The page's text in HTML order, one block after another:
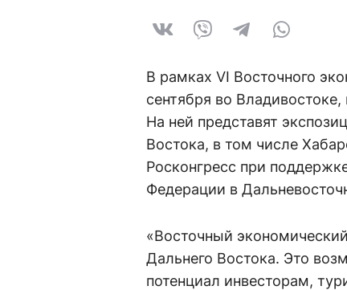
В рамках VI Восточного
сентября во
На ней представят
Востока, в том числе
Росконгресс при
Федерации в
«Восточный
Дальнего Востока. Это
потенциал инвесторам,